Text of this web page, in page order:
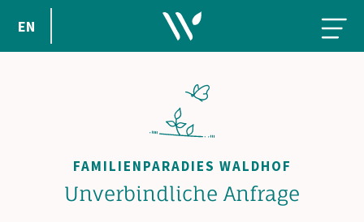
EN
FAMILIENPARADIES WALDHOF
Unverbindliche Anfrage